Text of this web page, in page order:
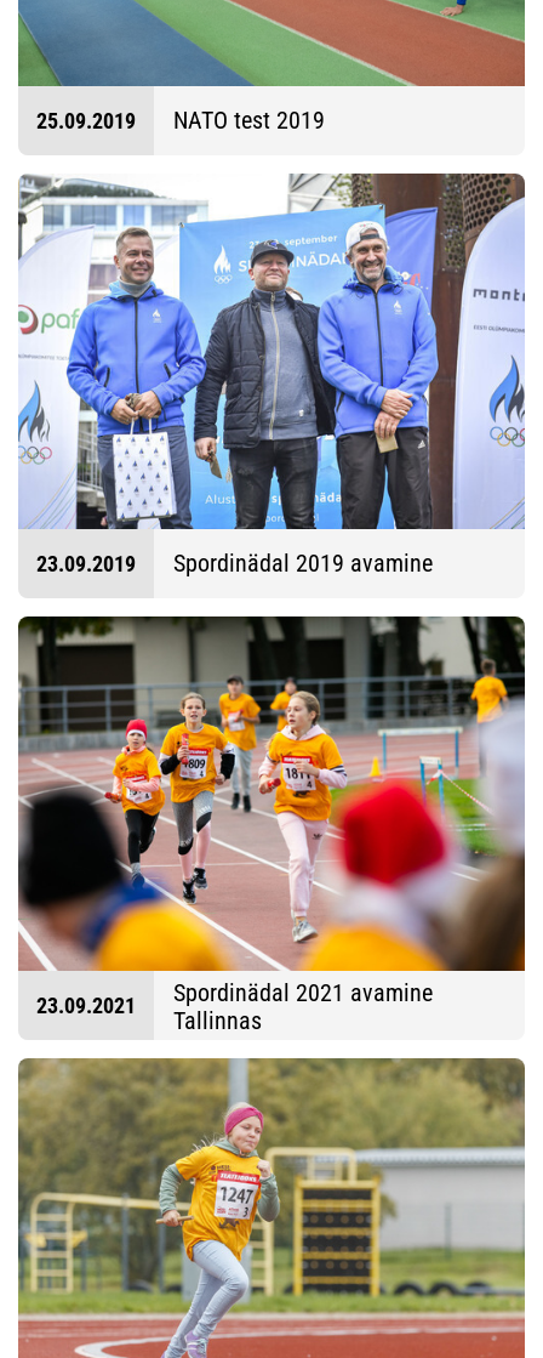
25.09.2019 NATO test 2019
23.09.2019 Spordinädal 2019 avamine
23.09.2021
Spordinädal 2021 avamine
Tallinnas